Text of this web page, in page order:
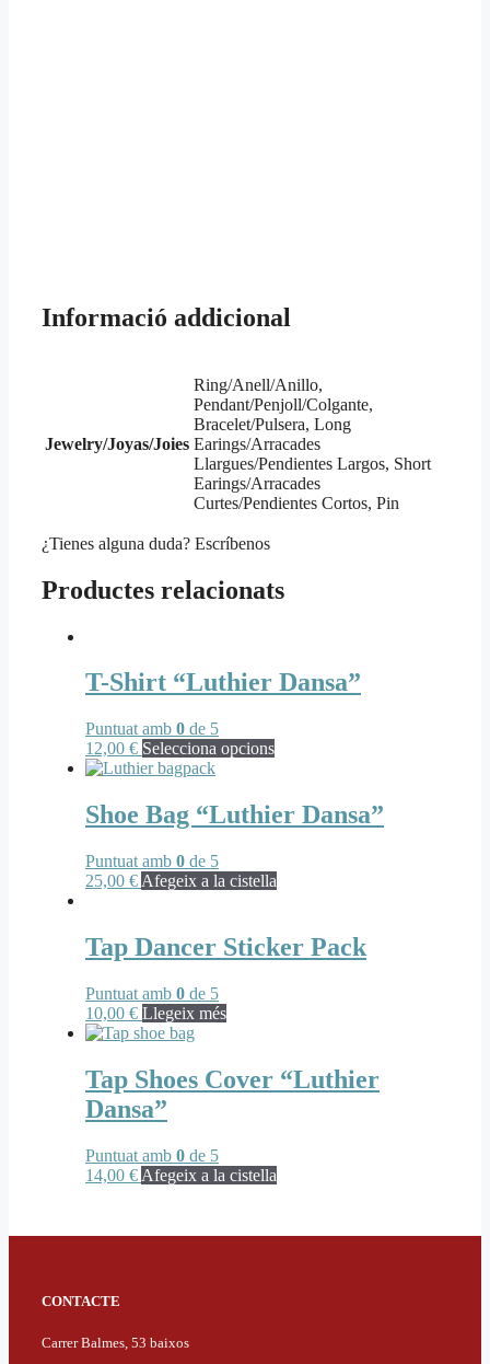
Informació addicional
Jewelry/Joyas/Joies
Ring/Anell/Anillo,
Pendant/Penjoll/Colgante,
Bracelet/Pulsera, Long
Earings/Arracades
Llargues/Pendientes Largos, Short
Earings/Arracades
Curtes/Pendientes Cortos, Pin
¿Tienes alguna duda? Escríbenos
Productes relacionats
T-Shirt “Luthier Dansa”
Puntuat amb 0 de 5
12,00 € Selecciona opcions
Shoe Bag “Luthier Dansa”
Puntuat amb 0 de 5
25,00 € Afegeix a la cistella
Tap Dancer Sticker Pack
Puntuat amb 0 de 5
10,00 € Llegeix més
Tap Shoes Cover “Luthier
Dansa”
Puntuat amb 0 de 5
14,00 € Afegeix a la cistella
CONTACTE
Carrer Balmes, 53 baixos